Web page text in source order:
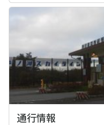
通行情報